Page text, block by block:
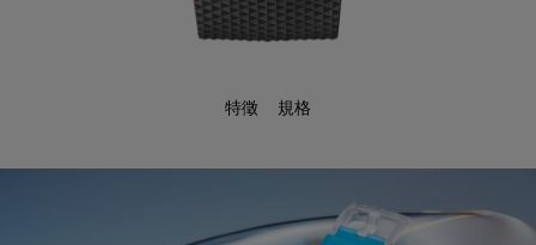
特徵 規格